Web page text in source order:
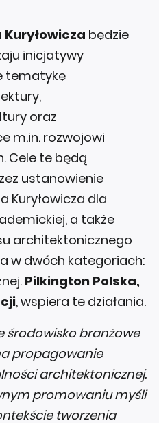
będzie
inicjatywy
tematykę
oraz
m.in. rozwojowi
Cele te będą
ustanowienie
Kuryłowicza dla
a także
architektonicznego
w dwóch kategoriach:
Pilkington Polska,
, wspiera te działania.
środowisko branżowe
propagowanie
architektonicznej.
promowaniu myśli
tworzenia